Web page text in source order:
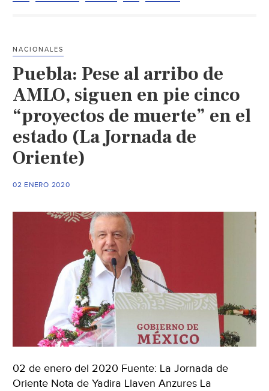
agua
66)
NACIONALES
Puebla: Pese al arribo de
AMLO, siguen en pie cinco
“proyectos de muerte” en el
estado (La Jornada de
Oriente)
02 ENERO 2020
02 de enero del 2020 Fuente: La Jornada de
Oriente Nota de Yadira Llaven Anzures La